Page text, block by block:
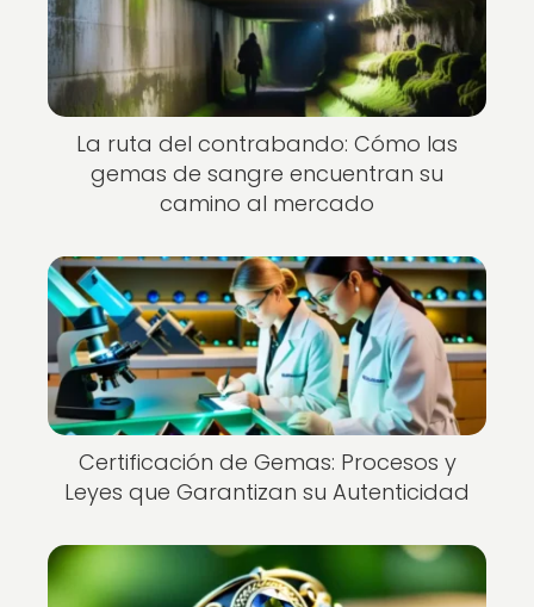
La ruta del contrabando: Cómo las
gemas de sangre encuentran su
camino al mercado
Certificación de Gemas: Procesos y
Leyes que Garantizan su Autenticidad